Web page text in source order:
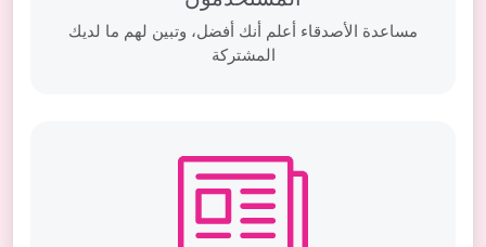
مساعدة الأصدقاء أعلم أنك أفضل، وتبين لهم ما لديك
المشتركة